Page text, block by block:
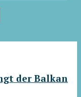
der Balkan